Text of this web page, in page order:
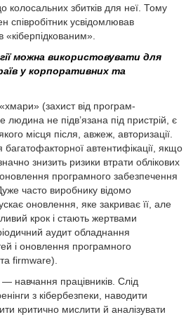
колосальних збитків для неї. Тому
усвідомлював
«кіберпідкованим».
можна використовувати для
у корпоративних та
(захист від програм-
людина не підв’язана під пристрій, є
місця після, авжеж, авторизації.
автентифікації, якщо
знизить ризики втрати облікових
програмного забезпечення
часто виробнику відомо
оновлення, яке закриває її, але
крок і стають жертвами
аудит обладнання
і оновлення програмного
firmware).
навчання працівників. Слід
з кібербезпеки, наводити
критично мислити й аналізувати